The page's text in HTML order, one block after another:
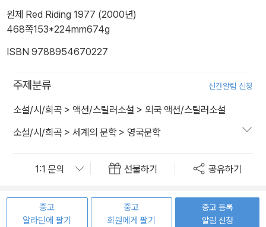
원제 Red Riding 1977 (2000년)
468쪽153*224mm674g
ISBN 9788954670227
주제분류 신간알림 신청
소설/시/희곡 > 액션/스릴러소설 > 외국 액션/스릴러소설
소설/시/희곡 > 세계의 문학> 영국문학
선물하기 공유하기
중고
알라딘에 팔기
중고
회원에게 팔기
중고 등록
알림 신청